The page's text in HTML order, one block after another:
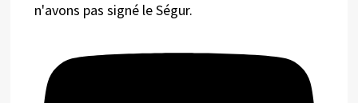
n'avons pas signé le Ségur.